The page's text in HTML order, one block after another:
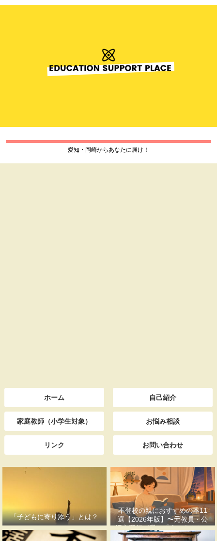
愛知・岡崎からあなたに届け！
ホーム 自己紹介
家庭教師（小学生対象） お悩み相談
リンク お問い合わせ
「子どもに寄り添う」とは？
不登校の親におすすめの本11
選【2026年版】〜元教員・公
認心理師が選ぶ「今のあなたに
合う一冊」〜